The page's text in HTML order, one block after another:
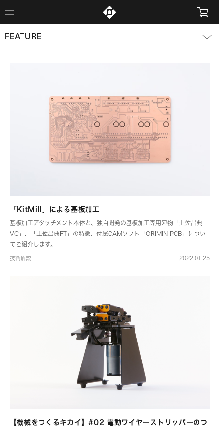
FEATURE
「KitMill」による基板加工
基板加工アタッチメント本体と、独自開発の基板加工専用刃物「土佐昌典
VC」、「土佐昌典FT」の特徴、付属CAMソフト「ORIMIN PCB」につい
てご紹介します。
技術解説 2022.01.25
【機械をつくるキカイ】#02 電動ワイヤーストリッパーのつ